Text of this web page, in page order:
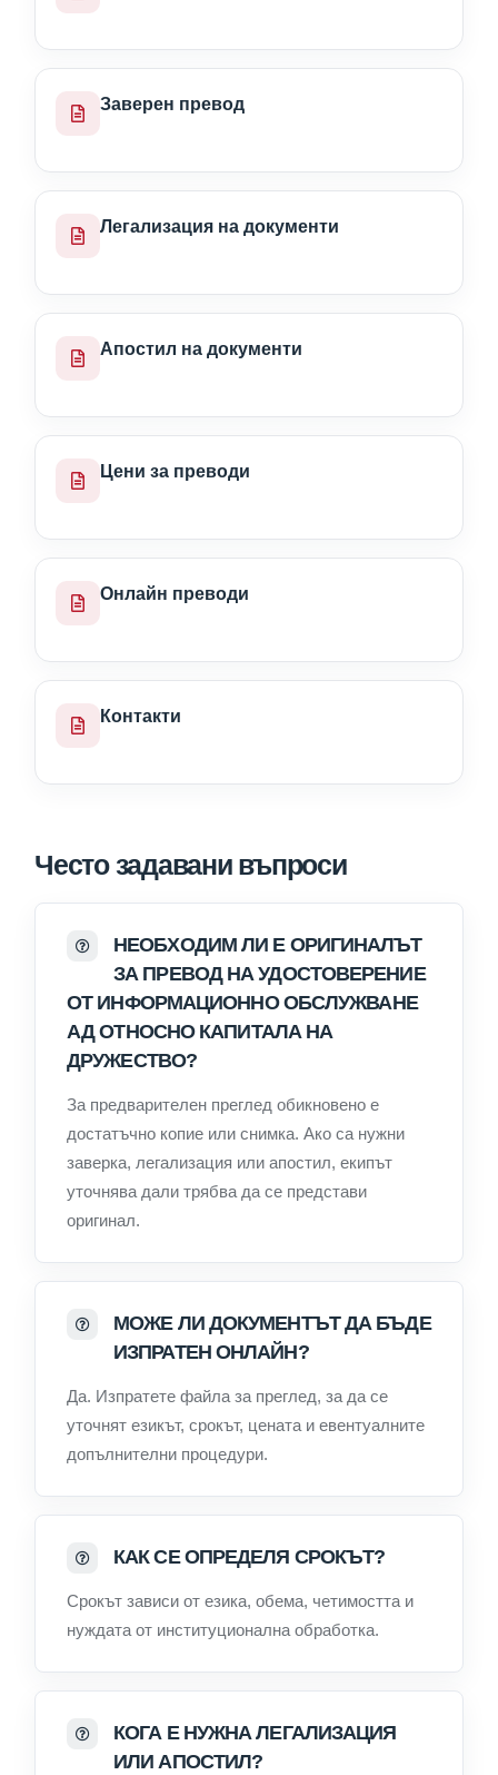
Заверен превод
Легализация на документи
Апостил на документи
Цени за преводи
Онлайн преводи
Контакти
Често задавани въпроси
НЕОБХОДИМ ЛИ Е ОРИГИНАЛЪТ
ЗА ПРЕВОД НА УДОСТОВЕРЕНИЕ
ОТ ИНФОРМАЦИОННО ОБСЛУЖВАНЕ
АД ОТНОСНО КАПИТАЛА НА
ДРУЖЕСТВО?
За предварителен преглед обикновено е
достатъчно копие или снимка. Ако са нужни
заверка, легализация или апостил, екипът
уточнява дали трябва да се представи
оригинал.
МОЖЕ ЛИ ДОКУМЕНТЪТ ДА БЪДЕ
ИЗПРАТЕН ОНЛАЙН?
Да. Изпратете файла за преглед, за да се
уточнят езикът, срокът, цената и евентуалните
допълнителни процедури.
КАК СЕ ОПРЕДЕЛЯ СРОКЪТ?
Срокът зависи от езика, обема, четимостта и
нуждата от институционална обработка.
КОГА Е НУЖНА ЛЕГАЛИЗАЦИЯ
ИЛИ АПОСТИЛ?